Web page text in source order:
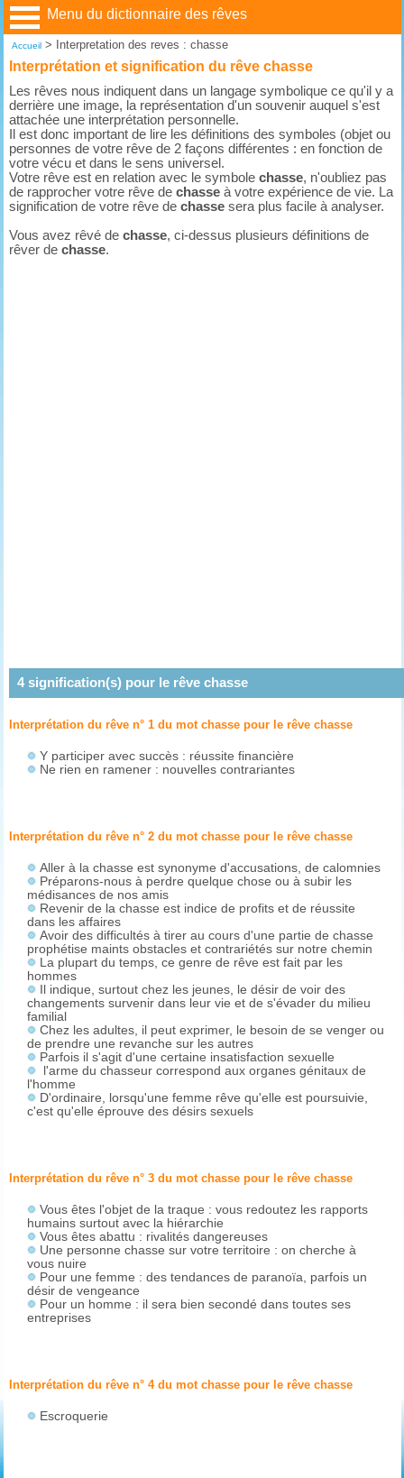
Menu du dictionnaire des rêves
Accueil> Interpretation des reves : chasse
Interprétation et signification du rêve chasse
Les rêves nous indiquent dans un langage symbolique ce qu'il y a
derrière une image, la représentation d'un souvenir auquel s'est
attachée une interprétation personnelle.
Il est donc important de lire les définitions des symboles (objet ou
personnes de votre rêve de 2 façons différentes : en fonction de
votre vécu et dans le sens universel.
Votre rêve est en relation avec le symbolechasse, n'oubliez pas
de rapprocher votre rêve dechasse à votre expérience de vie. La
signification de votre rêve dechasse sera plus facile à analyser.
Vous avez rêvé dechasse, ci-dessus plusieurs définitions de
rêver dechasse.
4signification(s) pour le rêve chasse
Interprétation du rêve n° 1 du mot chasse pour le rêvechasse
Y participer avec succès : réussite financière
Ne rien en ramener : nouvelles contrariantes
Interprétation du rêve n° 2 du mot chasse pour le rêvechasse
Aller à la chasse est synonyme d'accusations, de calomnies
Préparons-nous à perdre quelque chose ou à subir les
médisances de nos amis
Revenir de la chasse est indice de profits et de réussite
dans les affaires
Avoir des difficultés à tirer au cours d'une partie de chasse
prophétise maints obstacles et contrariétés sur notre chemin
La plupart du temps, ce genre de rêve est fait par les
hommes
Il indique, surtout chez les jeunes, le désir de voir des
changements survenir dans leur vie et de s'évader du milieu
familial
Chez les adultes, il peut exprimer, le besoin de se venger ou
de prendre une revanche sur les autres
Parfois il s'agit d'une certaine insatisfaction sexuelle
l'arme du chasseur correspond aux organes génitaux de
l'homme
D'ordinaire, lorsqu'une femme rêve qu'elle est poursuivie,
c'est qu'elle éprouve des désirs sexuels
Interprétation du rêve n° 3 du mot chasse pour le rêvechasse
Vous êtes l'objet de la traque : vous redoutez les rapports
humains surtout avec la hiérarchie
Vous êtes abattu : rivalités dangereuses
Une personne chasse sur votre territoire : on cherche à
vous nuire
Pour une femme : des tendances de paranoïa, parfois un
désir de vengeance
Pour un homme : il sera bien secondé dans toutes ses
entreprises
Interprétation du rêve n° 4 du mot chasse pour le rêvechasse
Escroquerie